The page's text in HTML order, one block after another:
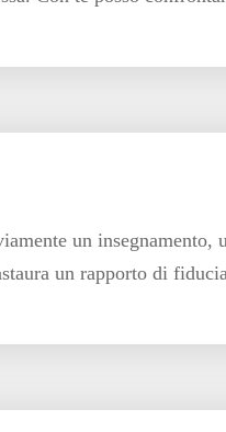
un
un rapporto di